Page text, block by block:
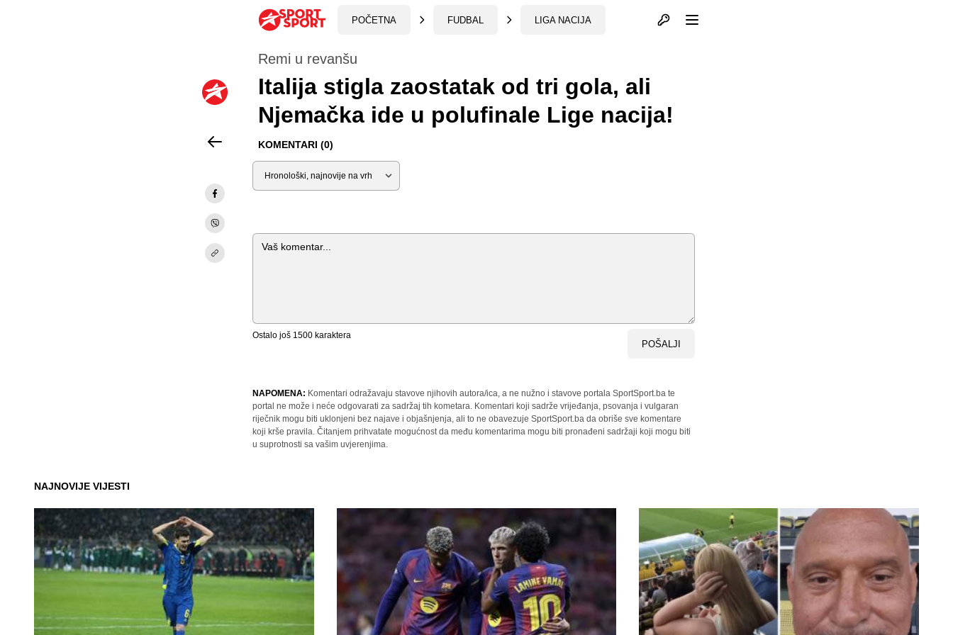
POČETNA FUDBAL LIGA NACIJA Otvori profil
Remi u revanšu
Italija stigla zaostatak od tri gola, ali
Njemačka ide u polufinale Lige nacija!
KOMENTARI (0)
Sortiraj
Komentar
Ostalo još 1500 karaktera
POŠALJI
NAPOMENA: Komentari odražavaju stavove njihovih autora/ica, a ne nužno i stavove portala SportSport.ba te
portal ne može i neće odgovarati za sadržaj tih kometara. Komentari koji sadrže vrijeđanja, psovanja i vulgaran
riječnik mogu biti uklonjeni bez najave i objašnjenja, ali to ne obavezuje SportSport.ba da obriše sve komentare
koji krše pravila. Čitanjem prihvatate mogućnost da među komentarima mogu biti pronađeni sadržaji koji mogu biti
u suprotnosti sa vašim uvjerenjima.
NAJNOVIJE VIJESTI